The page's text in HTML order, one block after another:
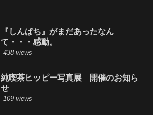
『しんぱち』がまだあったなん
て・・・感動。
438 views
純喫茶ヒッピー写真展 開催のお知ら
せ
109 views